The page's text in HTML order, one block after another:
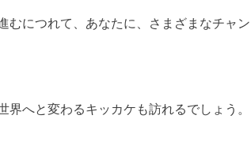
むにつれて、あなたに、さまざまなチャ
界へと変わるキッカケも訪れるでしょう。